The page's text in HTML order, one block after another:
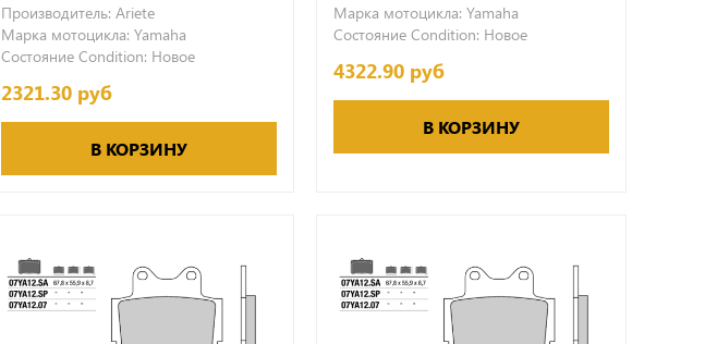
Производитель: Ariete
Марка мотоцикла: Yamaha
Состояние Condition: Новое
2321.30 руб
В КОРЗИНУ
Марка мотоцикла: Yamaha
Состояние Condition: Новое
4322.90 руб
В КОРЗИНУ